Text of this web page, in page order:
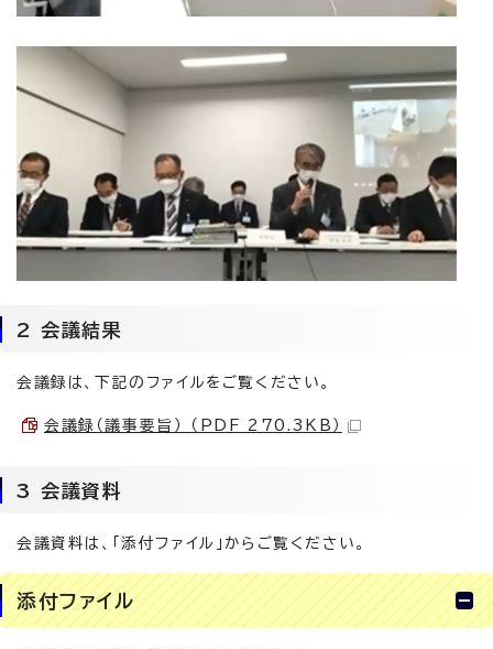
2 会議結果
会議録は、下記のファイルをご覧ください。
会議録（議事要旨） （PDF 270.3KB）
3 会議資料
会議資料は、「添付ファイル」からご覧ください。
添付ファイル